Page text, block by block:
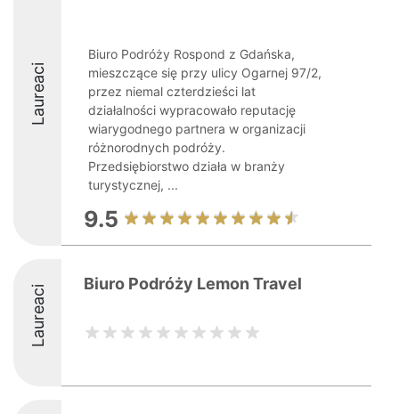
Laureaci
Biuro Podróży Rospond z Gdańska,
mieszczące się przy ulicy Ogarnej 97/2,
przez niemal czterdzieści lat
działalności wypracowało reputację
wiarygodnego partnera w organizacji
różnorodnych podróży.
Przedsiębiorstwo działa w branży
turystycznej, ...
9.5
Laureaci Biuro Podróży Lemon Travel